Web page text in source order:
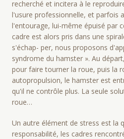
recherché et incitera à le
l'usure professionnelle, et parfois
l'entourage, lui-même épuisé par
cadre est alors pris dans une
s'échap- per, nous proposons
syndrome du hamster ». Au
pour faire tourner la roue, puis la
autopropulsion, le hamster est
qu'il ne contrôle plus. La seule
roue…
Un autre élément de stress est la
responsabilité, les cadres